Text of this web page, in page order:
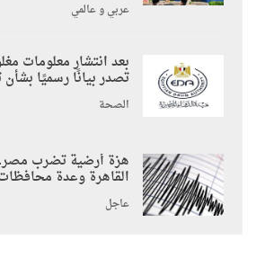
عربي و عالمي
بعد انتشار معلومات
تصدر بيانًا رسميًا بشأن
الصحة
هزة أرضية تضرب
القاهرة وعدة
عاجل